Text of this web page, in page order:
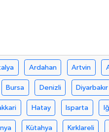
Ardahan Artvin
Bursa Denizli Diyarbakır
Hatay Isparta
Kütahya Kırklareli